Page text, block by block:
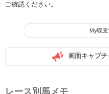
ご確認ください。
My収
画面キャプ
レース別馬メモ